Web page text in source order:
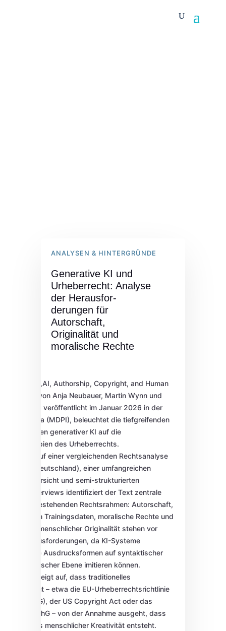
ANALYSEN & HINTERGRÜNDE
Generative KI und
Urheberrecht: Analyse
der Herausfor-
derungen für
Autorschaft,
Originalität und
moralische Rechte
Der Beitrag „AI, Authorship, Copyright, and Human
Originality“ von Anja Neubauer, Martin Wynn und
Robin Bown, veröffentlicht im Januar 2026 in der
Encyclopedia (MDPI), beleuchtet die tiefgreifenden
Auswirkungen generativer KI auf die
Grundprinzipien des Urheberrechts.
Basierend auf einer vergleichenden Rechtsanalyse
(UK, USA, Deutschland), einer umfangreichen
Literaturübersicht und semi-strukturierten
Experteninterviews identifiziert der Text zentrale
Lücken in bestehenden Rechtsrahmen: Autorschaft,
Nutzung von Trainingsdaten, moralische Rechte und
der Schutz menschlicher Originalität stehen vor
neuen Herausforderungen, da KI-Systeme
menschliche Ausdrucksformen auf syntaktischer
und semantischer Ebene imitieren können.
Der Artikel zeigt auf, dass traditionelles
Urheberrecht – etwa die EU-Urheberrechtsrichtlinie
(2001/29/EG), der US Copyright Act oder das
deutsche UrhG – von der Annahme ausgeht, dass
ein Werk aus menschlicher Kreativität entsteht.